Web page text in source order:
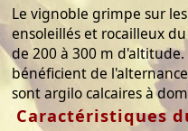
Le vignoble grimpe sur
ensoleillés et rocailleux
de 200 à 300 m d'altitude.
bénéficient de
sont argilo calcaires à
Caractéristiques